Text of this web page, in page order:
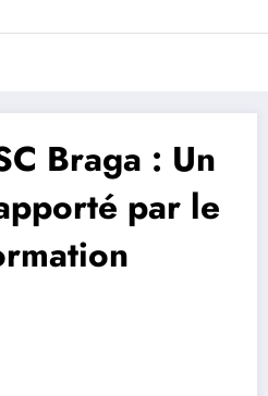
Trivela
L'actualité du football
Braga : Un
par le